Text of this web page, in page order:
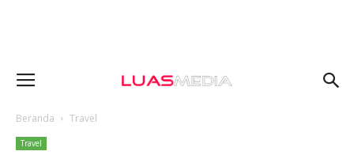
Beranda Travel
Travel